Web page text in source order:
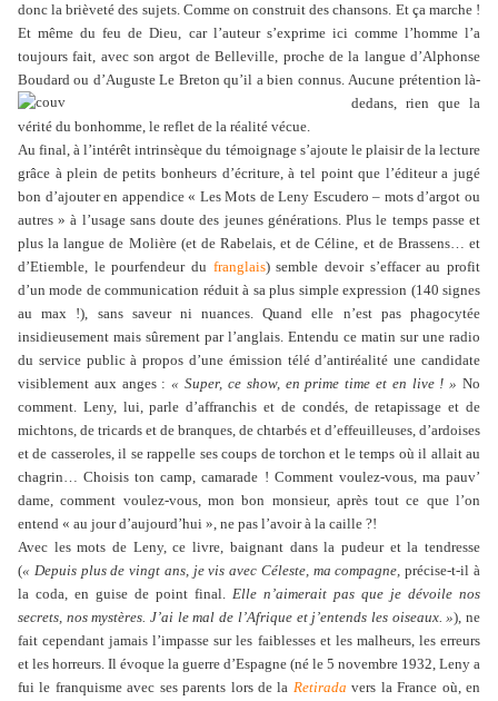
donc la brièveté des sujets. Comme on construit des chansons. Et ça marche !
Et même du feu de Dieu, car l’auteur s’exprime ici comme l’homme l’a
toujours fait, avec son argot de Belleville, proche de la langue d’Alphonse
Boudard ou d’Auguste Le Breton qu’il a bien connus.Aucune prétention là-
dedans, rien que la
vérité du bonhomme, le reflet de la réalité vécue.
Au final, à l’intérêt intrinsèque du témoignage s’ajoute le plaisir de la lecture
grâce à plein de petits bonheurs d’écriture, à tel point que l’éditeur a jugé
bon d’ajouter en appendice « Les Mots de Leny Escudero – mots d’argot ou
autres » à l’usage sans doute des jeunes générations. Plus le temps passe et
plus la langue de Molière (et de Rabelais, et de Céline, et de Brassens… et
d’Etiemble, le pourfendeur du franglais) semble devoir s’effacer au profit
d’un mode de communication réduit à sa plus simple expression (140 signes
au max !), sans saveur ni nuances. Quand elle n’est pas phagocytée
insidieusement mais sûrement par l’anglais. Entendu ce matin sur une radio
du service public à propos d’une émission télé d’antiréalité une candidate
visiblement aux anges :« Super, ce show, en prime time et en live ! » No
comment. Leny, lui, parle d’affranchis et de condés, de retapissage et de
michtons, de tricards et de branques, de chtarbés et d’effeuilleuses, d’ardoises
et de casseroles, il se rappelle ses coups de torchon et le temps où il allait au
chagrin… Choisis ton camp, camarade ! Comment voulez-vous, ma pauv’
dame, comment voulez-vous, mon bon monsieur, après tout ce que l’on
entend « au jour d’aujourd’hui », ne pas l’avoir à la caille ?!
Avec les mots de Leny, ce livre, baignant dans la pudeur et la tendresse
(« Depuis plus de vingt ans, je vis avec Céleste, ma compagne, précise-t-il à
la coda, en guise de point final. Elle n’aimerait pas que je dévoile nos
secrets, nos mystères. J’ai le mal de l’Afrique et j’entends les oiseaux. »), ne
fait cependant jamais l’impasse sur les faiblesses et les malheurs, les erreurs
et les horreurs. Il évoque la guerre d’Espagne (né le 5 novembre 1932, Leny a
fui le franquisme avec ses parents lors de la Retirada vers la France où, en